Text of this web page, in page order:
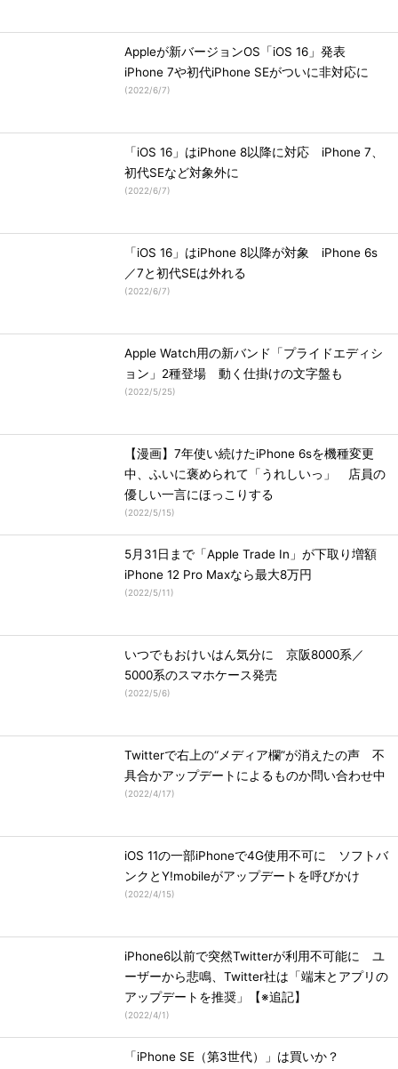
Appleが新バージョンOS「iOS 16」発表
iPhone 7や初代iPhone SEがついに非対応に
(2022/6/7)
「iOS 16」はiPhone 8以降に対応 iPhone 7、
初代SEなど対象外に
(2022/6/7)
「iOS 16」はiPhone 8以降が対象 iPhone 6s
／7と初代SEは外れる
(2022/6/7)
Apple Watch用の新バンド「プライドエディシ
ョン」2種登場 動く仕掛けの文字盤も
(2022/5/25)
【漫画】7年使い続けたiPhone 6sを機種変更
中、ふいに褒められて「うれしいっ」 店員の
優しい一言にほっこりする
(2022/5/15)
5月31日まで「Apple Trade In」が下取り増額
iPhone 12 Pro Maxなら最大8万円
(2022/5/11)
いつでもおけいはん気分に 京阪8000系／
5000系のスマホケース発売
(2022/5/6)
Twitterで右上の“メディア欄”が消えたの声 不
具合かアップデートによるものか問い合わせ中
(2022/4/17)
iOS 11の一部iPhoneで4G使用不可に ソフトバ
ンクとY!mobileがアップデートを呼びかけ
(2022/4/15)
iPhone6以前で突然Twitterが利用不可能に ユ
ーザーから悲鳴、Twitter社は「端末とアプリの
アップデートを推奨」【※追記】
(2022/4/1)
「iPhone SE（第3世代）」は買いか？